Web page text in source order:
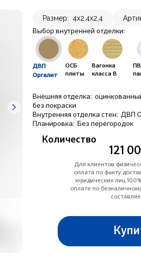
Размер: 4х2,4х2,4
Выбор внутренней отделки:
ДВП
Оргалит
ОСБ
плиты
Вагонка
класса B
Внешняя отделка:
без покраски
Внутренняя отделка стен: ДВП
Планировка:
Без перегородок
121
Для клиентов
оплата по факту
юридических лиц
оплате по
Количество